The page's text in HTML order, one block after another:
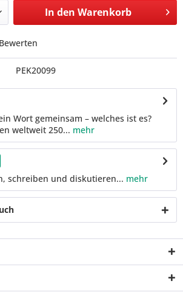
In den Warenkorb
Bewerten
PEK20099
Wort gemeinsam – welches ist es?
weltweit 250... mehr
schreiben und diskutieren... mehr